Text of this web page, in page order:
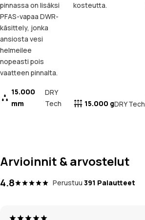
pinnassa on lisäksi
PFAS-vapaa DWR-
käsittely, jonka
ansiosta vesi
helmeilee
nopeasti pois
vaatteen pinnalta.
15.000
mm
DRY
Tech
kosteutta.
15.000 gDRY Tech
Arvioinnit & arvostelut
4.8 Perustuu 391 Palautteet